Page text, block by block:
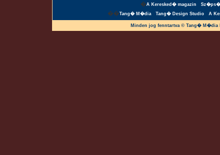
�A Keresked� magazin
��Tang� M�dia Tang� Design Studio A
Minden jog fenntartva © Tang�